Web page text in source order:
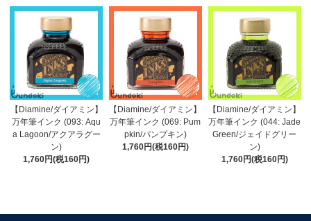
【Diamine/ダイアミン】
万年筆インク (093: Aqu
a Lagoon/アクアラグー
ン)
1,760円(税160円)
【Diamine/ダイアミン】
万年筆インク (069: Pum
pkin/パンプキン)
1,760円(税160円)
【Diamine/ダイアミン】
万年筆インク (044: Jade
Green/ジェイドグリー
ン)
1,760円(税160円)